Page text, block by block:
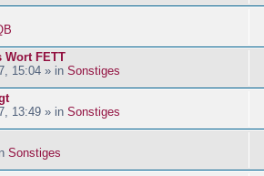
Wort FETT
15:04 » in Sonstiges
13:49 » in Sonstiges
Sonstiges